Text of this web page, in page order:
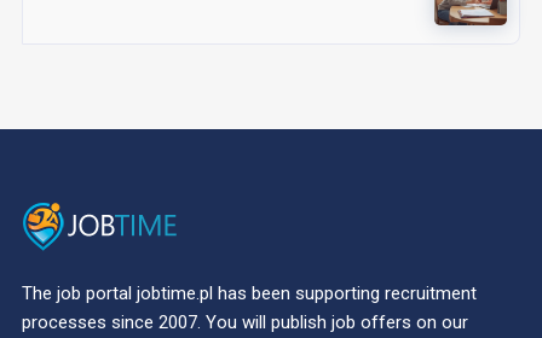
The job portal jobtime.pl has been supporting recruitment
processes since 2007. You will publish job offers on our